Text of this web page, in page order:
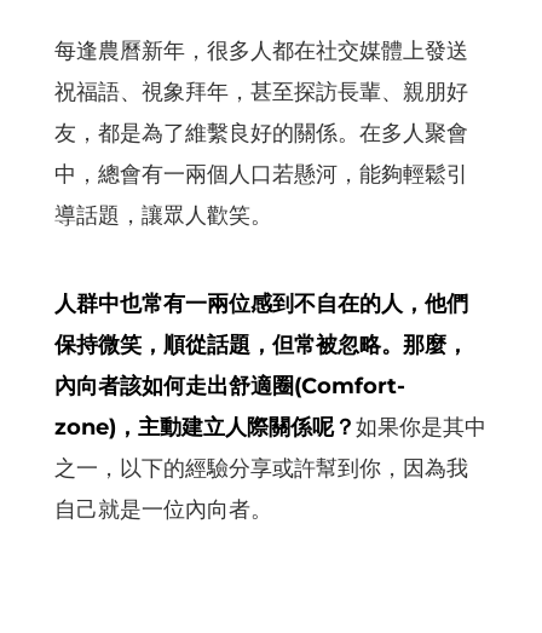
每逢農曆新年，很多人都在社交媒體上發送
祝福語、視象拜年，甚至探訪長輩、親朋好
友，都是為了維繫良好的關係。在多人聚會
中，總會有一兩個人口若懸河，能夠輕鬆引
導話題，讓眾人歡笑。
人群中也常有一兩位感到不自在的人，他們
保持微笑，順從話題，但常被忽略。那麼，
內向者該如何走出舒適圈(Comfort-
zone)，主動建立人際關係呢？如果你是其中
之一，以下的經驗分享或許幫到你，因為我
自己就是一位內向者。